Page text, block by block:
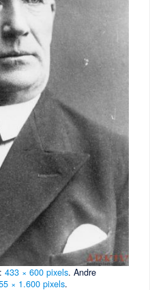
433 × 600 pixels.Andre
× 1.600 pixels.